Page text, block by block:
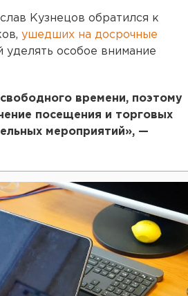
Кузнецов обратился к
ушедших на досрочные
уделять особое внимание
времени, поэтому
посещения и торговых
мероприятий», —